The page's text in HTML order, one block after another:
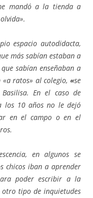
mandó a la tienda a
espacio autodidacta,
más sabían estaban a
sabían enseñaban a
ratos» al colegio, «se
En el caso de
los 10 años no le dejó
en el campo o en el
en algunos se
chicos iban a aprender
poder escribir a la
tipo de inquietudes